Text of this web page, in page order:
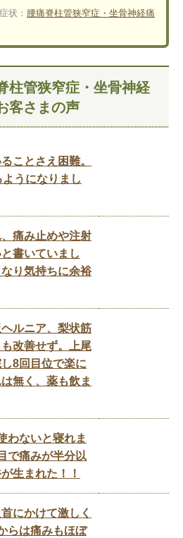
状： 腰痛脊柱管狭窄症・坐骨神経痛
柱管狭窄症・坐骨神経
客さまの声
ことさえ困難。
うになりまし
痛み止めや注射
書いていまし
り気持ちに余裕
ルニア、梨状筋
改善せず。上尾
8回目位で楽に
無く、薬も飲ま
わないと寝れま
で痛みが半分以
生まれた！！
にかけて激しく
らは痛みもほぼ